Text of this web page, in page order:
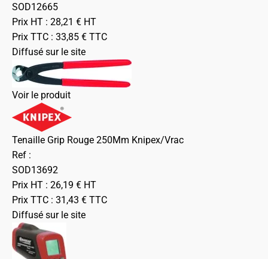
SOD12665
Prix HT : 28,21 € HT
Prix TTC : 33,85 € TTC
Diffusé sur le site
Voir le produit
Tenaille Grip Rouge 250Mm Knipex/Vrac
Ref :
SOD13692
Prix HT : 26,19 € HT
Prix TTC : 31,43 € TTC
Diffusé sur le site